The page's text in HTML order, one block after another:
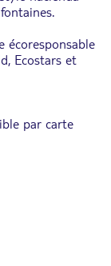
écoresponsable
Ecostars et
par carte